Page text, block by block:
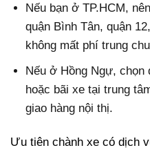
Nếu bạn ở TP.HCM,
quận Bình Tân, quận
không mất phí trung
Nếu ở Hồng Ngự,
hoặc bãi xe tại trung
giao hàng nội thị.
Ưu tiên chành xe có dịch